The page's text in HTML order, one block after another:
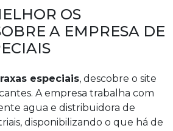
OS
A EMPRESA DE
especiais, descobre o site
A empresa trabalha com
agua e distribuidora de
disponibilizando o que há de